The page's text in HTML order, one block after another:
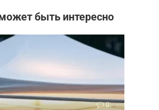
быть интересно
0